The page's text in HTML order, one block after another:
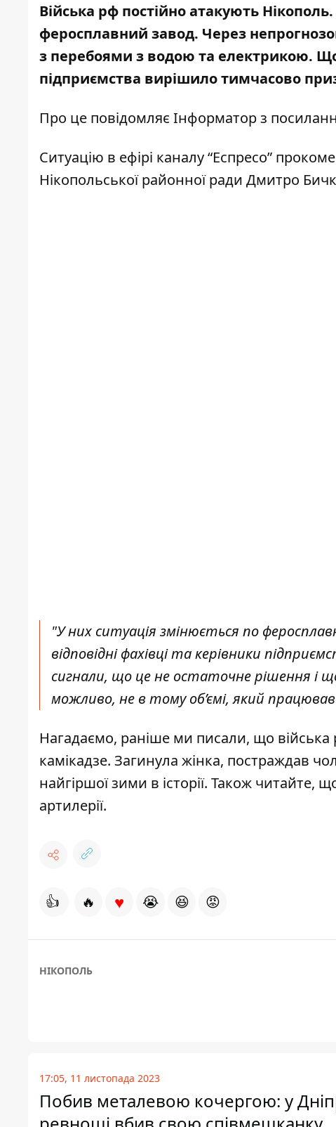
Війська рф постійно атакують
феросплавний завод. Через
з перебоями з водою та електрикою.
підприємства вирішило тимчасово
Про це повідомляє Інформатор з
Ситуацію в ефірі каналу “Еспресо”
Нікопольської районної ради Дмитро
"У них ситуація змінюється по
відповідні фахівці та керівники
сигнали, що це не остаточне рішення і
можливо, не в тому об’ємі, який працював
Нагадаємо, раніше ми писали, що в
камікадзе. Загинула жінка, постраждав
найгіршої зими в історії. Також читайте,
артилерії.
👍 🔥 ♥ 😭 😆 😡
НІКОПОЛЬ
17:05, 11 листопада 2023
Побив металевою кочергою: у